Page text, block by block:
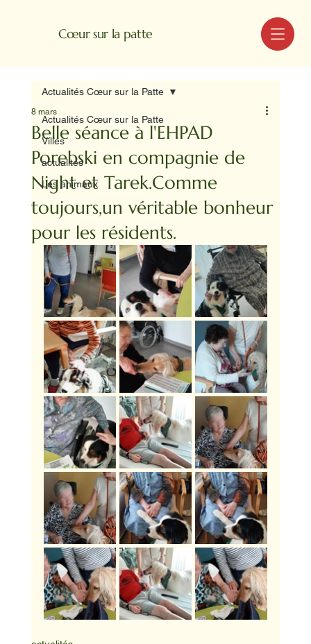
Cœur sur la patte MENU
Actualités Cœur sur la Patte
Villes
actualités
Les animaux
Actualités Cœur sur la Patte
Belle séance à l'EHPAD
Porebski en compagnie de
Night et Tarek.Comme
toujours,un véritable bonheur
pour les résidents.
8 mars